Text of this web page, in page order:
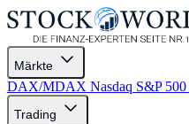
Märkte
DAX/MDAX Nasdaq S&P 500
Trading